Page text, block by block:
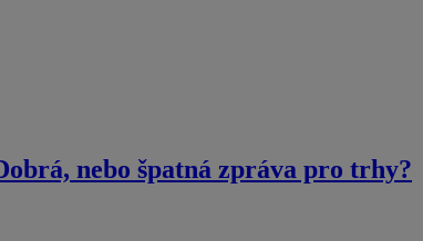
nebo špatná zpráva pro trhy?